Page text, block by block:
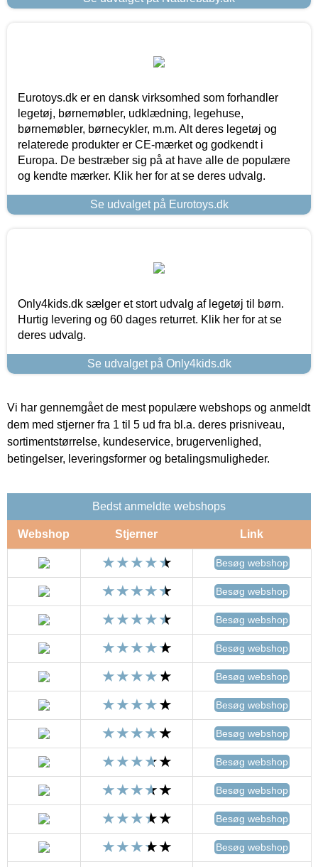
Eurotoys.dk er en dansk virksomhed som forhandler
legetøj, børnemøbler, udklædning, legehuse,
børnemøbler, børnecykler, m.m. Alt deres legetøj og
relaterede produkter er CE-mærket og godkendt i
Europa. De bestræber sig på at have alle de populære
og kendte mærker. Klik her for at se deres udvalg.
Se udvalget på Eurotoys.dk
Only4kids.dk sælger et stort udvalg af legetøj til børn.
Hurtig levering og 60 dages returret. Klik her for at se
deres udvalg.
Se udvalget på Only4kids.dk
Vi har gennemgået de mest populære webshops og anmeldt
dem med stjerner fra 1 til 5 ud fra bl.a. deres prisniveau,
sortimentstørrelse, kundeservice, brugervenlighed,
betingelser, leveringsformer og betalingsmuligheder.
Bedst anmeldte webshops
Webshop Stjerner Link
Besøg webshop
Besøg webshop
Besøg webshop
Besøg webshop
Besøg webshop
Besøg webshop
Besøg webshop
Besøg webshop
Besøg webshop
Besøg webshop
Besøg webshop